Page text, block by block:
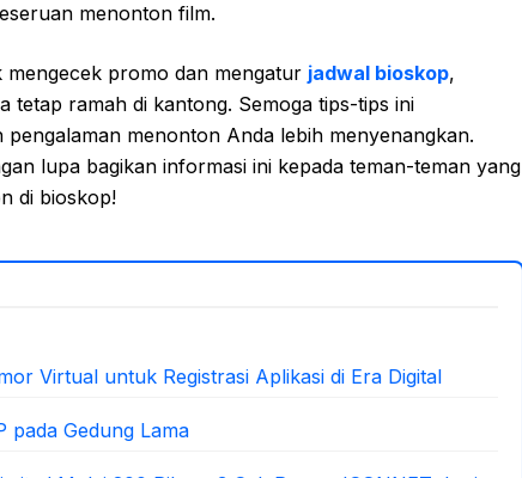
menonton film.
mengecek promo dan mengatur jadwal bioskop,
tetap ramah di kantong. Semoga tips-tips ini
pengalaman menonton Anda lebih menyenangkan.
lupa bagikan informasi ini kepada teman-teman yang
di bioskop!
Virtual untuk Registrasi Aplikasi di Era Digital
pada Gedung Lama